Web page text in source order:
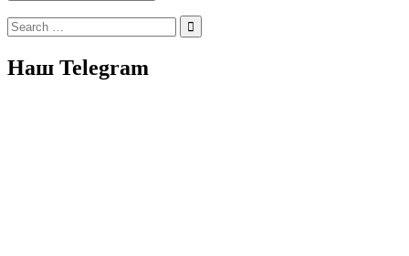
Search
for:
Наш Telegram